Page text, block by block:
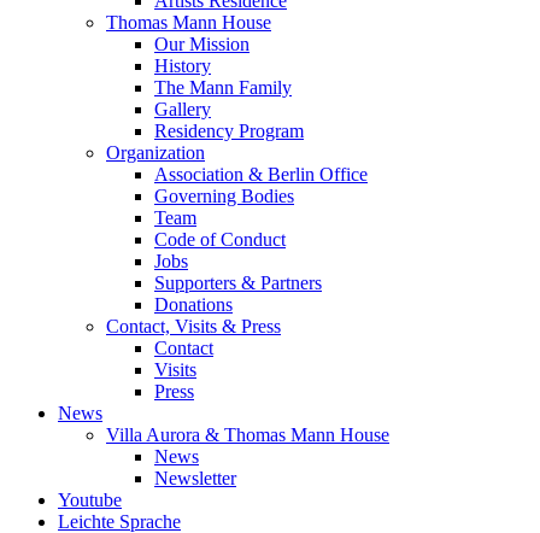
Thomas Mann House
Our Mission
History
The Mann Family
Gallery
Residency Program
Organization
Association & Berlin Office
Governing Bodies
Team
Code of Conduct
Jobs
Supporters & Partners
Donations
Contact, Visits & Press
Contact
Visits
Press
News
Villa Aurora & Thomas Mann House
News
Newsletter
Youtube
Leichte Sprache